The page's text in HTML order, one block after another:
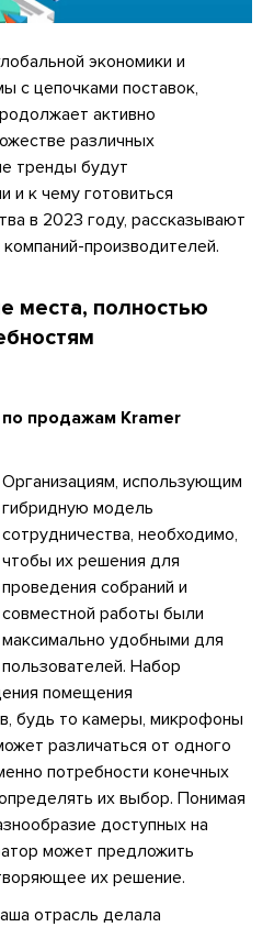
экономики и
с цепочками поставок,
активно
различных
тренды будут
и к чему готовиться
в 2023 году, рассказывают
производителей.
места, полностью
продажам Kramer
Организациям, использующим
гибридную модель
сотрудничества, необходимо,
чтобы их решения для
проведения собраний и
совместной работы были
максимально удобными для
пользователей. Набор
помещения
будь то камеры, микрофоны
различаться от одного
потребности конечных
их выбор. Понимая
доступных на
может предложить
их решение.
отрасль делала